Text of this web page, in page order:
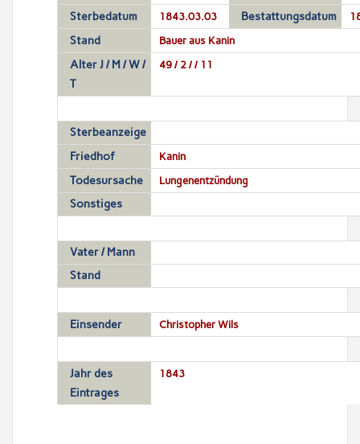
Sterbedatum
1843.03.03 Bestattungsdatum
Stand Bauer aus Kanin
Alter J / M / W /
T
49 / 2 / / 11
Sterbeanzeige
Friedhof
Kanin
Todesursache Lungenentzündung
Sonstiges
Vater / Mann
Stand
Einsender Christopher Wils
Jahr des
Eintrages
1843